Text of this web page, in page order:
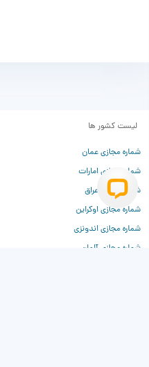
لیست کشور ها
شماره مجازی عمان
شماره مجازی امارات
شماره مجازی عراق
شماره مجازی اوکراین
شماره مجازی اندونزی
شماره مجازی آلمان